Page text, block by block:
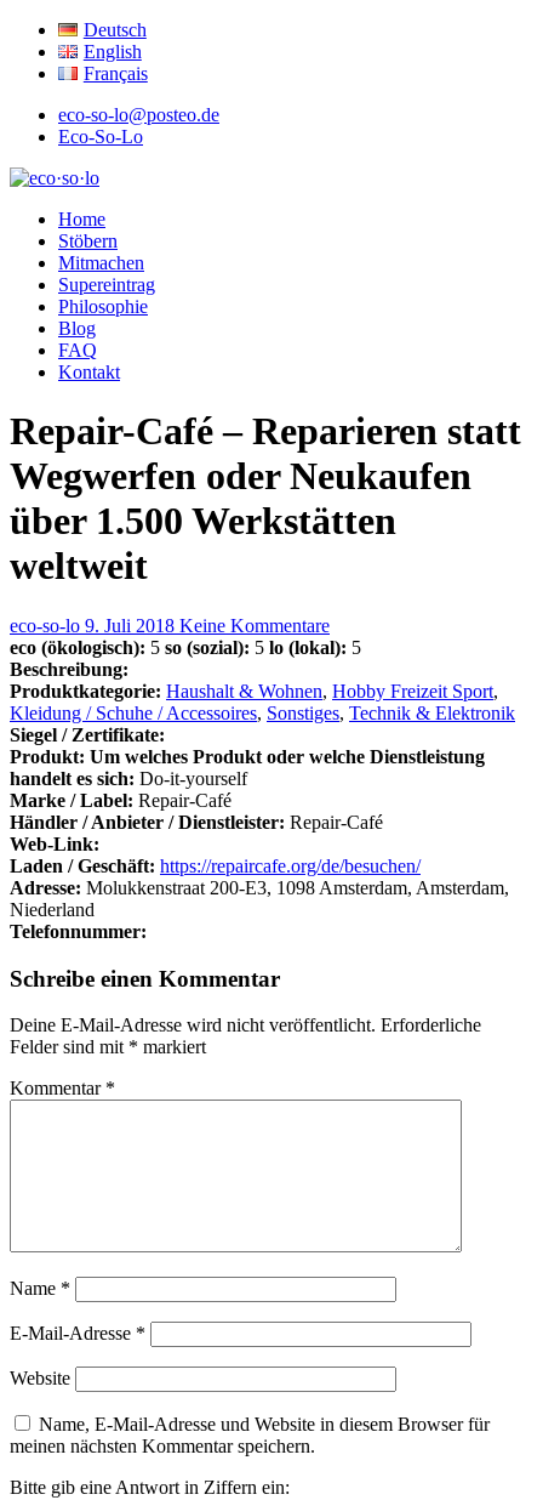
Deutsch
English
Français
eco-so-lo@posteo.de
Eco-So-Lo
eco·so·lo
Home
Stöbern
Mitmachen
Supereintrag
Philosophie
Blog
FAQ
Kontakt
Repair-Café – Reparieren statt
Wegwerfen oder Neukaufen
über 1.500 Werkstätten
weltweit
eco-so-lo 9. Juli 2018 Keine Kommentare
eco (ökologisch): 5 so (sozial): 5 lo (lokal): 5
Beschreibung:
Produktkategorie: Haushalt & Wohnen, Hobby Freizeit Sport,
Kleidung / Schuhe / Accessoires, Sonstiges, Technik & Elektronik
Siegel / Zertifikate:
Produkt: Um welches Produkt oder welche Dienstleistung
handelt es sich: Do-it-yourself
Marke / Label: Repair-Café
Händler / Anbieter / Dienstleister: Repair-Café
Web-Link:
Laden / Geschäft: https://repaircafe.org/de/besuchen/
Adresse: Molukkenstraat 200-E3, 1098 Amsterdam, Amsterdam,
Niederland
Telefonnummer:
Schreibe einen Kommentar
Deine E-Mail-Adresse wird nicht veröffentlicht. Erforderliche
Felder sind mit * markiert
Kommentar *
Name *
E-Mail-Adresse *
Website
Name, E-Mail-Adresse und Website in diesem Browser für
meinen nächsten Kommentar speichern.
Bitte gib eine Antwort in Ziffern ein: